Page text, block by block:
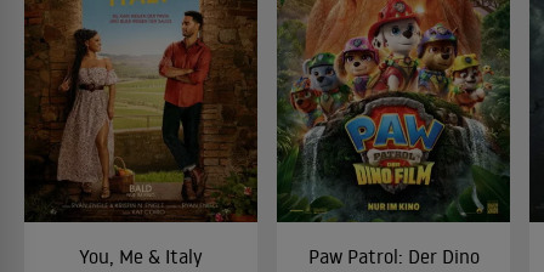
You, Me & Italy
Paw Patrol: Der Dino